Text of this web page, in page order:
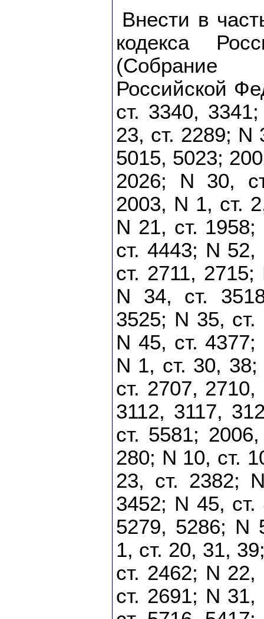
Внести в
кодекса
(Собрание
Российской
ст. 3340,
23, ст. 2289; N
5015, 5023;
2026; N 30,
2003, N 1, ст.
N 21, ст.
ст. 4443; N
ст. 2711,
N 34, ст.
3525; N 35,
N 45, ст.
N 1, ст. 30,
ст. 2707,
3112, 3117,
ст. 5581;
280; N 10, ст.
23, ст. 2382;
3452; N 45,
5279, 5286; N
1, ст. 20, 31,
ст. 2462; N
ст. 2691; N